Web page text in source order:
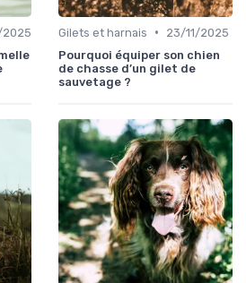
2025
Gilets et harnais •
23/11/2025
Pourquoi équiper son chien
de chasse d’un gilet de
sauvetage ?